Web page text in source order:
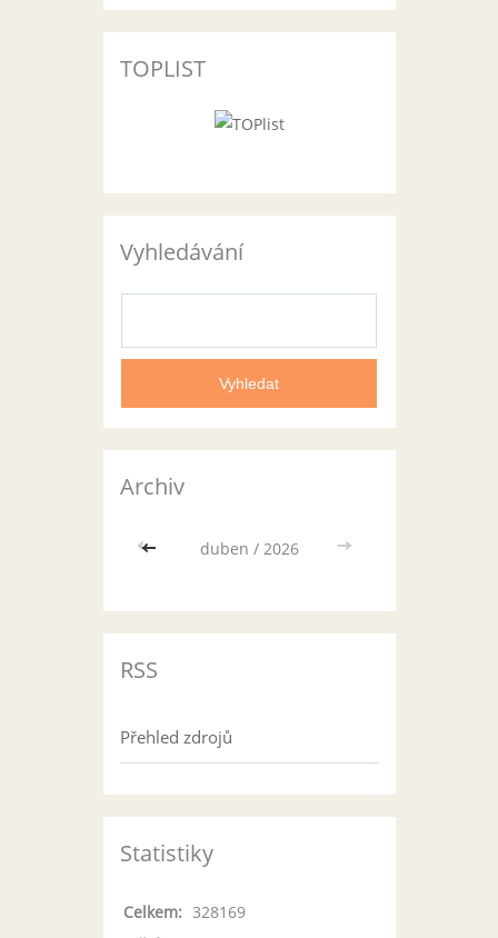
TOPLIST
Vyhledávání
Archiv
<< duben / 2026 >>
RSS
Přehled zdrojů
Statistiky
Celkem: 328169